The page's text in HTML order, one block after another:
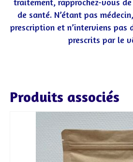
de santé. N’étant pas
prescription et n’interviens pas
prescrits par le
Produits associés